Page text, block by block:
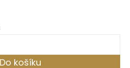
Do košíku